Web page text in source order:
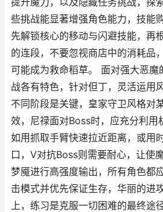
些挑战能显著增强角色能力，技能
先解锁核心的移动与闪避技能，再
的连段，不要忽视商店中的消耗品
可能成为救命稻草。 面对强大恶
战各有特色，针对但丁，灵活运用
不同阶段是关键，皇家守卫风格对
效，尼禄面对Boss时，应充分利用
如用抓取手臂快速拉近距离，或用
口，V对抗Boss则需要耐心，让使
梦魇进行高强度输出，所有角色都
击模式并优先保证生存，华丽的进
上，练习是克服一切困难的最终途